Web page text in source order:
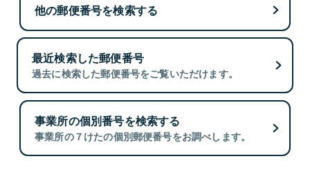
他の郵便番号を検索する
最近検索した郵便番号
過去に検索した郵便番号をご覧いただけます。
事業所の個別番号を検索する
事業所の７けたの個別郵便番号をお調べします。